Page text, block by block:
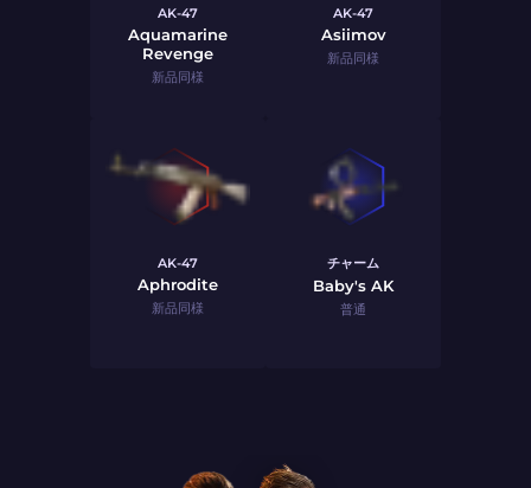
AK-47
Aquamarine
Revenge
新品同様
AK-47
Asiimov
新品同様
AK-47
Aphrodite
新品同様
チャーム
Baby's AK
普通